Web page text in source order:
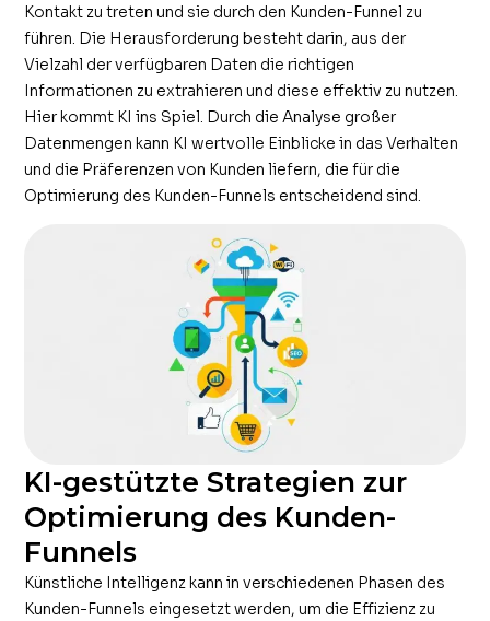
Kontakt zu treten und sie durch den Kunden-Funnel zu
führen. Die Herausforderung besteht darin, aus der
Vielzahl der verfügbaren Daten die richtigen
Informationen zu extrahieren und diese effektiv zu nutzen.
Hier kommt KI ins Spiel. Durch die Analyse großer
Datenmengen kann KI wertvolle Einblicke in das Verhalten
und die Präferenzen von Kunden liefern, die für die
Optimierung des Kunden-Funnels entscheidend sind.
KI-gestützte Strategien zur
Optimierung des Kunden-
Funnels
Künstliche Intelligenz kann in verschiedenen Phasen des
Kunden-Funnels eingesetzt werden, um die Effizienz zu